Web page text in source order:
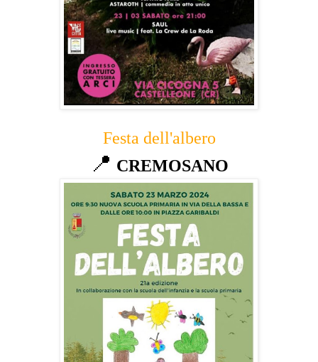
Festa dell'albero
📍 CREMOSANO